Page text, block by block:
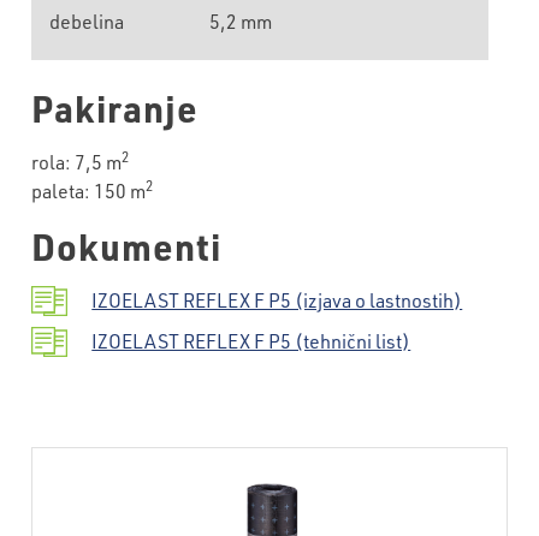
debelina 5,2 mm
Pakiranje
rola: 7,5 m2
paleta: 150 m2
Dokumenti
IZOELAST REFLEX F P5 (izjava o lastnostih)
IZOELAST REFLEX F P5 (tehnični list)